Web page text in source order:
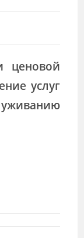
ценовой
услуг